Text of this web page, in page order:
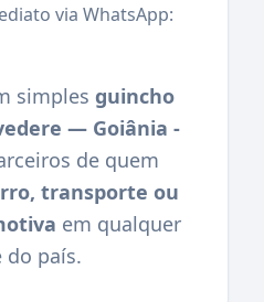
via WhatsApp:
simples guincho
— Goiânia -
de quem
transporte ou
em qualquer
do país.